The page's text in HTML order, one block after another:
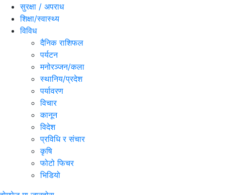
सुरक्षा / अपराध
शिक्षा/स्वास्थ्य
विविध
दैनिक राशिफल
पर्यटन
मनोरञ्जन/कला
स्थानिय/प्रदेश
पर्यावरण
विचार
कानून
विदेश
प्रविधि र संचार
कृषि
फोटो फिचर
भिडियो